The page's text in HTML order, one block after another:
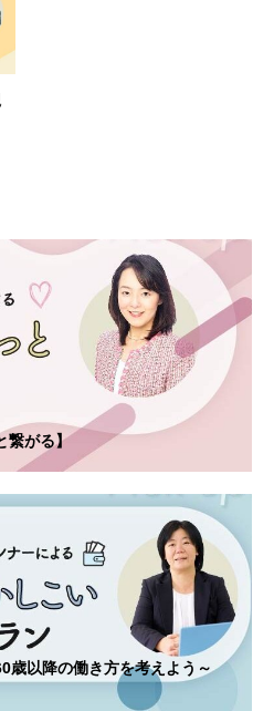
繋がる】
歳以降の働き方を考えよう～